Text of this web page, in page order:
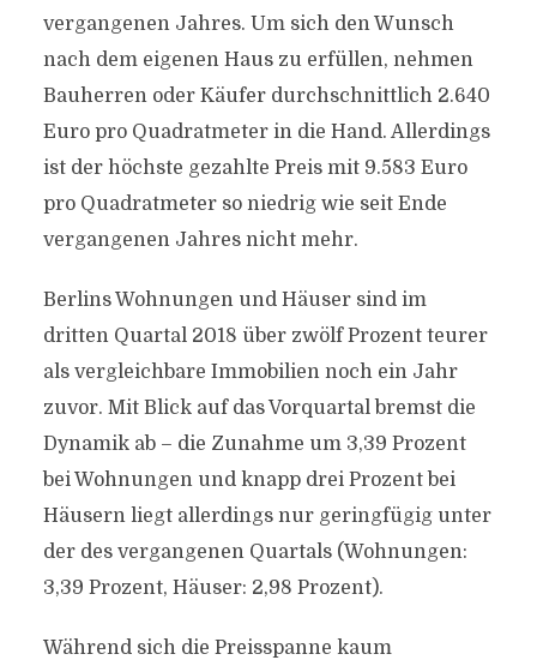
vergangenen Jahres. Um sich den Wunsch
nach dem eigenen Haus zu erfüllen, nehmen
Bauherren oder Käufer durchschnittlich 2.640
Euro pro Quadratmeter in die Hand. Allerdings
ist der höchste gezahlte Preis mit 9.583 Euro
pro Quadratmeter so niedrig wie seit Ende
vergangenen Jahres nicht mehr.
Berlins Wohnungen und Häuser sind im
dritten Quartal 2018 über zwölf Prozent teurer
als vergleichbare Immobilien noch ein Jahr
zuvor. Mit Blick auf das Vorquartal bremst die
Dynamik ab – die Zunahme um 3,39 Prozent
bei Wohnungen und knapp drei Prozent bei
Häusern liegt allerdings nur geringfügig unter
der des vergangenen Quartals (Wohnungen:
3,39 Prozent, Häuser: 2,98 Prozent).
Während sich die Preisspanne kaum